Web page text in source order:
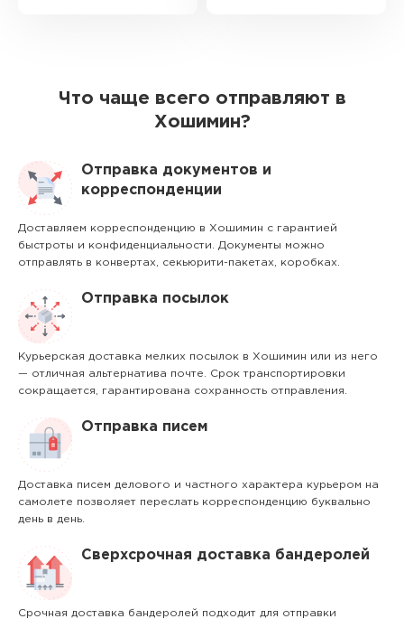
Что чаще всего отправляют в
Хошимин?
Отправка документов и
корреспонденции
Доставляем корреспонденцию в Хошимин с гарантией
быстроты и конфиденциальности. Документы можно
отправлять в конвертах, секьюрити-пакетах, коробках.
Отправка посылок
Курьерская доставка мелких посылок в Хошимин или из него
— отличная альтернатива почте. Срок транспортировки
сокращается, гарантирована сохранность отправления.
Отправка писем
Доставка писем делового и частного характера курьером на
самолете позволяет переслать корреспонденцию буквально
день в день.
Сверхсрочная доставка бандеролей
Срочная доставка бандеролей подходит для отправки